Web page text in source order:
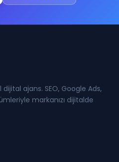
ajans. SEO, Google Ads,
markanızı dijitalde